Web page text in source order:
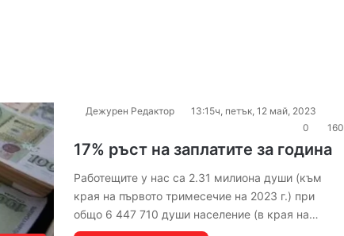
Дежурен Редактор
13:15ч, петък, 12 май, 2023
0
160
17% ръст на заплатите за година
Работещите у нас са 2.31 милиона души (към
края на първото тримесечие на 2023 г.) при
общо 6 447 710 души население (в края на…